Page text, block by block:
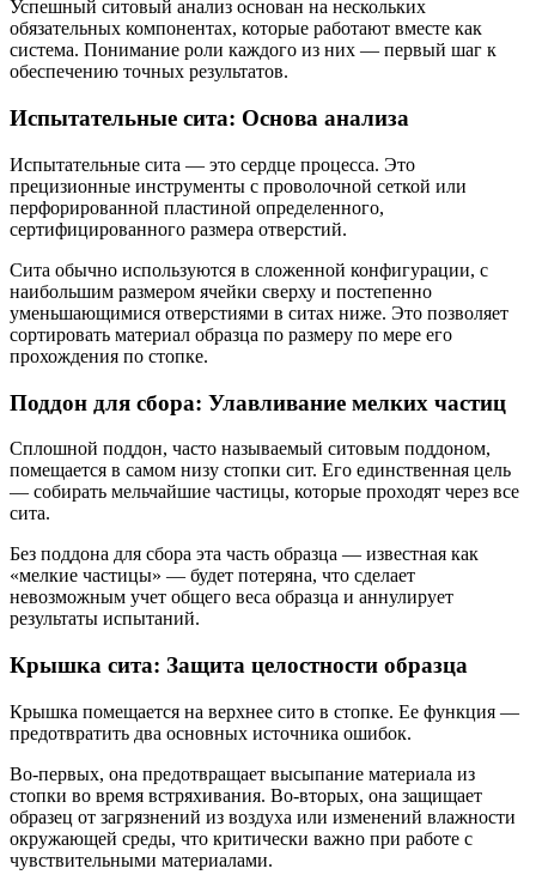
Успешный ситовый анализ основан на нескольких
обязательных компонентах, которые работают вместе как
система. Понимание роли каждого из них — первый шаг к
обеспечению точных результатов.
Испытательные сита: Основа анализа
Испытательные сита — это сердце процесса. Это
прецизионные инструменты с проволочной сеткой или
перфорированной пластиной определенного,
сертифицированного размера отверстий.
Сита обычно используются в сложенной конфигурации, с
наибольшим размером ячейки сверху и постепенно
уменьшающимися отверстиями в ситах ниже. Это позволяет
сортировать материал образца по размеру по мере его
прохождения по стопке.
Поддон для сбора: Улавливание мелких частиц
Сплошной поддон, часто называемый ситовым поддоном,
помещается в самом низу стопки сит. Его единственная цель
— собирать мельчайшие частицы, которые проходят через все
сита.
Без поддона для сбора эта часть образца — известная как
«мелкие частицы» — будет потеряна, что сделает
невозможным учет общего веса образца и аннулирует
результаты испытаний.
Крышка сита: Защита целостности образца
Крышка помещается на верхнее сито в стопке. Ее функция —
предотвратить два основных источника ошибок.
Во-первых, она предотвращает высыпание материала из
стопки во время встряхивания. Во-вторых, она защищает
образец от загрязнений из воздуха или изменений влажности
окружающей среды, что критически важно при работе с
чувствительными материалами.